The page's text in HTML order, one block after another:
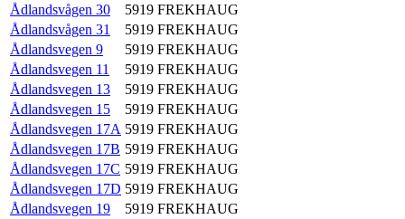
Ådlandsvågen 30
5919 FREKHAUG
Ådlandsvågen 31
5919 FREKHAUG
Ådlandsvegen 9
5919 FREKHAUG
Ådlandsvegen 11
5919 FREKHAUG
Ådlandsvegen 13
5919 FREKHAUG
Ådlandsvegen 15
5919 FREKHAUG
Ådlandsvegen 17A 5919 FREKHAUG
Ådlandsvegen 17B 5919 FREKHAUG
Ådlandsvegen 17C 5919 FREKHAUG
Ådlandsvegen 17D 5919 FREKHAUG
Ådlandsvegen 19
5919 FREKHAUG